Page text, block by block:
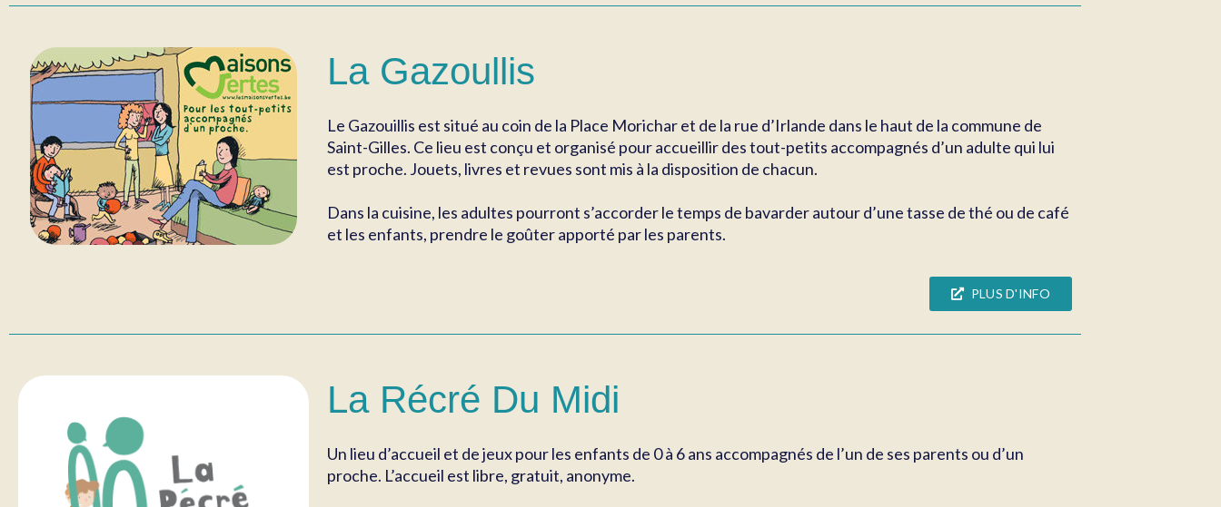
La Gazoullis
Le Gazouillis est situé au coin de la Place Morichar et de la rue d’Irlande dans le haut de la commune de
Saint-Gilles. Ce lieu est conçu et organisé pour accueillir des tout-petits accompagnés d’un adulte qui lui
est proche. Jouets, livres et revues sont mis à la disposition de chacun.
Dans la cuisine, les adultes pourront s’accorder le temps de bavarder autour d’une tasse de thé ou de café
et les enfants, prendre le goûter apporté par les parents.
PLUS D'INFO
La Récré Du Midi
Un lieu d’accueil et de jeux pour les enfants de 0 à 6 ans accompagnés de l’un de ses parents ou d’un
proche. L’accueil est libre, gratuit, anonyme.